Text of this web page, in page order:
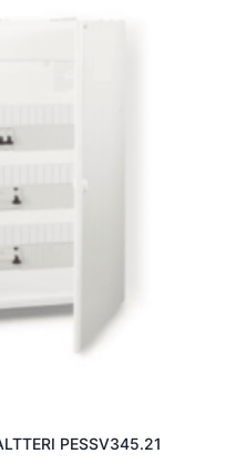
PESSV345.21